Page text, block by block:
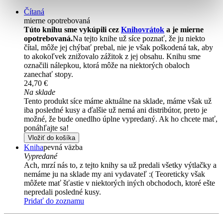
Čítaná
mierne opotrebovaná
Túto knihu sme vykúpili cez Knihovrátok a je mierne
opotrebovaná.Na tejto knihe už síce poznať, že ju niekto
čítal, môže jej chýbať prebal, nie je však poškodená tak, aby
to akokoľvek znižovalo zážitok z jej obsahu. Knihu sme
označili nálepkou, ktorá môže na niektorých obaloch
zanechať stopy.
24,70 €
Na sklade
Tento produkt síce máme aktuálne na sklade, máme však už
iba posledné kusy a ďalšie už nemá ani distribútor, preto je
možné, že bude onedlho úplne vypredaný. Ak ho chcete mať,
ponáhľajte sa!
Vložiť do košíka
Knihapevná väzba
Vypredané
Ach, mrzí nás to, z tejto knihy sa už predali všetky výtlačky a
nemáme ju na sklade my ani vydavateľ :( Teoreticky však
môžete mať šťastie v niektorých iných obchodoch, ktoré ešte
nepredali posledné kusy.
Pridať do zoznamu